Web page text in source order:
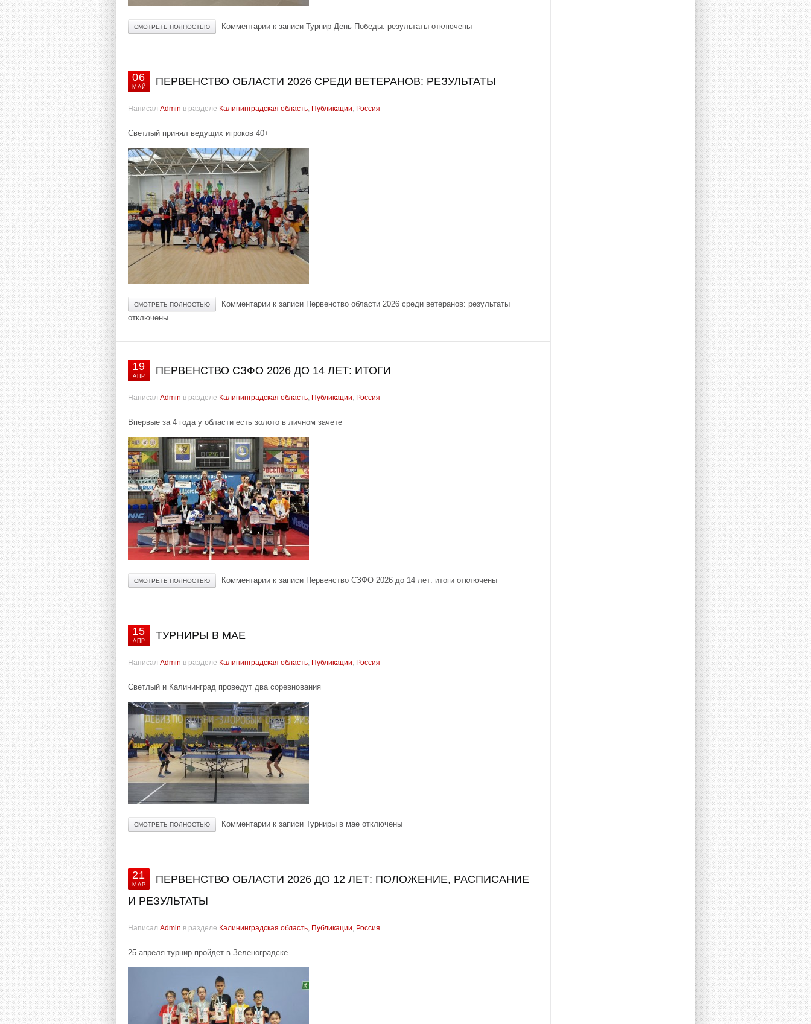
СМОТРЕТЬ ПОЛНОСТЬЮ Комментарии к записи Турнир День Победы: результаты отключены
06
МАЙ ПЕРВЕНСТВО ОБЛАСТИ 2026 СРЕДИ ВЕТЕРАНОВ: РЕЗУЛЬТАТЫ
Написал Admin в разделе Калининградская область, Публикации, Россия
Светлый принял ведущих игроков 40+
СМОТРЕТЬ ПОЛНОСТЬЮ Комментарии к записи Первенство области 2026 среди ветеранов: результаты
отключены
19
АПР ПЕРВЕНСТВО СЗФО 2026 ДО 14 ЛЕТ: ИТОГИ
Написал Admin в разделе Калининградская область, Публикации, Россия
Впервые за 4 года у области есть золото в личном зачете
СМОТРЕТЬ ПОЛНОСТЬЮ Комментарии к записи Первенство СЗФО 2026 до 14 лет: итоги отключены
15
АПР ТУРНИРЫ В МАЕ
Написал Admin в разделе Калининградская область, Публикации, Россия
Светлый и Калининград проведут два соревнования
СМОТРЕТЬ ПОЛНОСТЬЮ Комментарии к записи Турниры в мае отключены
21
МАР
ПЕРВЕНСТВО ОБЛАСТИ 2026 ДО 12 ЛЕТ: ПОЛОЖЕНИЕ, РАСПИСАНИЕ
И РЕЗУЛЬТАТЫ
Написал Admin в разделе Калининградская область, Публикации, Россия
25 апреля турнир пройдет в Зеленоградске